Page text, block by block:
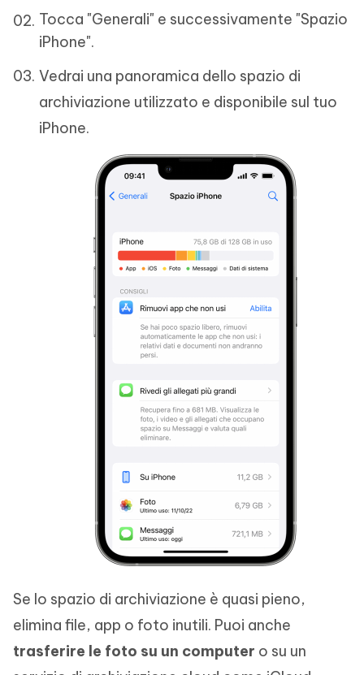
Tocca "Generali" e successivamente "Spazio
iPhone".
Vedrai una panoramica dello spazio di
archiviazione utilizzato e disponibile sul tuo
iPhone.
Se lo spazio di archiviazione è quasi pieno,
elimina file, app o foto inutili. Puoi anche
trasferire le foto su un computer o su un